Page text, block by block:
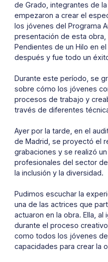
de Grado, integrantes de
empezaron a crear el
los jóvenes del Programa
presentación de esta
Pendientes de un Hilo en
después y fue todo un
Durante este período, se
sobre cómo los jóvenes
procesos de trabajo y
través de diferentes
Ayer por la tarde, en el
de Madrid, se proyectó el
grabaciones y se realizó
profesionales del sector
la inclusión y la diversidad.
Pudimos escuchar la
una de las actrices que
actuaron en la obra. Ella, al
durante el proceso
como todos los jóvenes
capacidades para crear la